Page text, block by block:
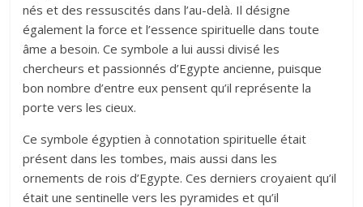
nés et des ressuscités dans l’au-delà. Il désigne
également la force et l’essence spirituelle dans toute
âme a besoin. Ce symbole a lui aussi divisé les
chercheurs et passionnés d’Egypte ancienne, puisque
bon nombre d’entre eux pensent qu’il représente la
porte vers les cieux.
Ce symbole égyptien à connotation spirituelle était
présent dans les tombes, mais aussi dans les
ornements de rois d’Egypte. Ces derniers croyaient qu’il
était une sentinelle vers les pyramides et qu’il